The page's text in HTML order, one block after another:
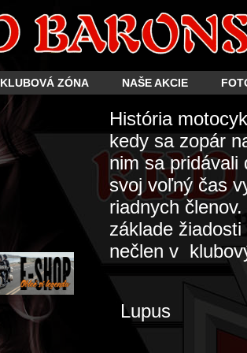
KLUBOVÁ ZÓNA NAŠE AKCIE
História
kedy sa zopár
nim sa
svoj voľný čas
riadnych
základe
nečlen v
Lupus